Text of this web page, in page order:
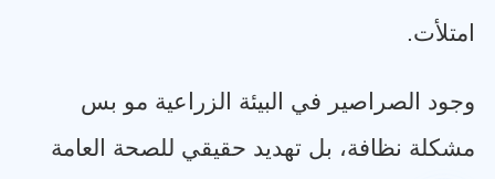
امتلأت.
وجود الصراصير في البيئة الزراعية مو بس
مشكلة نظافة، بل تهديد حقيقي للصحة العامة